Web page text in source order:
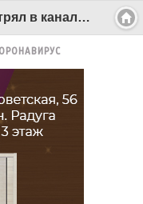
В Архангельске бомж застрял в канализационном люке - Беломорканал Северодвинск tv29.ru